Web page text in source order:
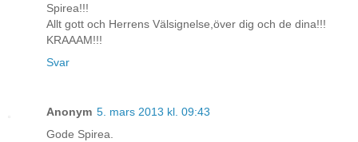
Spirea!!!
Allt gott och Herrens Välsignelse,över dig och de dina!!!
KRAAAM!!!
Svar
Anonym 5. mars 2013 kl. 09:43
Gode Spirea.